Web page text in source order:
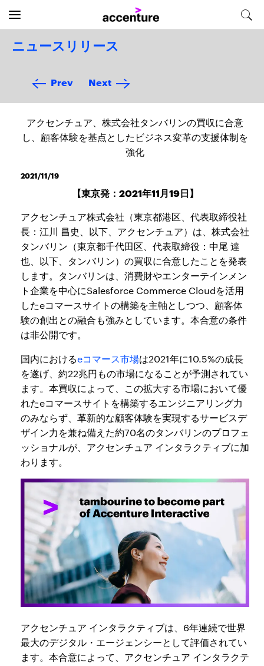
ニュースリリース
Prev Next
アクセンチュア、株式会社タンバリンの買収に合意
し、顧客体験を基点としたビジネス変革の支援体制を
強化
2021/11/19
【東京発：2021年11月19日】
アクセンチュア株式会社（東京都港区、代表取締役社
長：江川 昌史、以下、アクセンチュア）は、株式会社
タンバリン（東京都千代田区、代表取締役：中尾 達
也、以下、タンバリン）の買収に合意したことを発表
します。タンバリンは、消費財やエンターテインメン
ト企業を中心にSalesforce Commerce Cloudを活用
したeコマースサイトの構築を主軸としつつ、顧客体
験の創出との融合も強みとしています。本合意の条件
は非公開です。
国内におけるeコマース市場は2021年に10.5%の成長
を遂げ、約22兆円もの市場になることが予測されてい
ます。本買収によって、この拡大する市場において優
れたeコマースサイトを構築するエンジニアリング力
のみならず、革新的な顧客体験を実現するサービスデ
ザイン力を兼ね備えた約70名のタンバリンのプロフェ
ッショナルが、アクセンチュア インタラクティブに加
わります。
アクセンチュア インタラクティブは、6年連続で世界
最大のデジタル・エージェンシーとして評価されてい
ます。本合意によって、アクセンチュア インタラクテ